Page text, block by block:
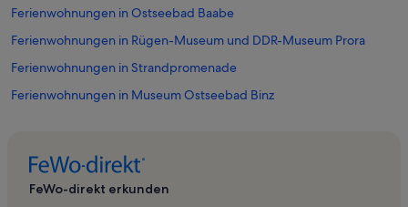
Ferienwohnungen in Ostseebad Baabe
Ferienwohnungen in Rügen-Museum und DDR-Museum Prora
Ferienwohnungen in Strandpromenade
Ferienwohnungen in Museum Ostseebad Binz
Ferienwohnungen in Neu Mukran
FeWo-direkt erkunden